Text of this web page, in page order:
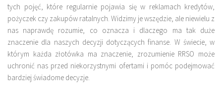
tych pojęć, które regularnie pojawia się w reklamach kredytów,
pożyczek czy zakupów ratalnych. Widzimy je wszędzie, ale niewielu z
nas naprawdę rozumie, co oznacza i dlaczego ma tak duże
znaczenie dla naszych decyzji dotyczących finanse. W świecie, w
którym każda złotówka ma znaczenie, zrozumienie RRSO może
uchronić nas przed niekorzystnymi ofertami i pomóc podejmować
bardziej świadome decyzje.